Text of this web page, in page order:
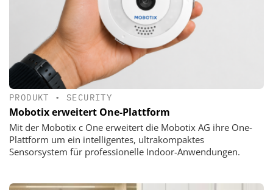
PRODUKT • SECURITY
Mobotix erweitert One-Plattform
Mit der Mobotix c One erweitert die Mobotix AG ihre One-
Plattform um ein intelligentes, ultrakompaktes
Sensorsystem für professionelle Indoor-Anwendungen.